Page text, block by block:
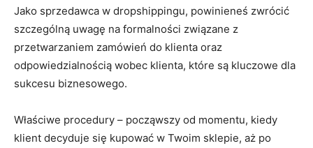
Jako sprzedawca w dropshippingu, powinieneś zwrócić
szczególną uwagę na formalności związane z
przetwarzaniem zamówień do klienta oraz
odpowiedzialnością wobec klienta, które są kluczowe dla
sukcesu biznesowego.
Właściwe procedury – począwszy od momentu, kiedy
klient decyduje się kupować w Twoim sklepie, aż po